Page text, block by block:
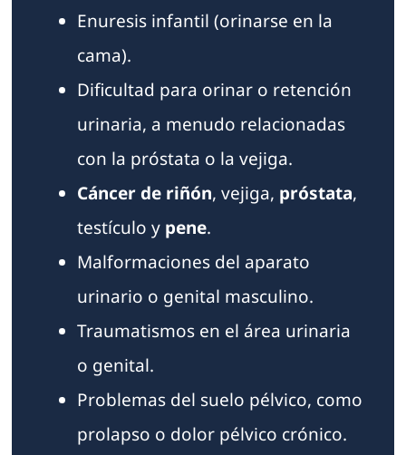
Enuresis infantil (orinarse en la
cama).
Dificultad para orinar o retención
urinaria, a menudo relacionadas
con la próstata o la vejiga.
Cáncer de riñón, vejiga, próstata,
testículo y pene.
Malformaciones del aparato
urinario o genital masculino.
Traumatismos en el área urinaria
o genital.
Problemas del suelo pélvico, como
prolapso o dolor pélvico crónico.